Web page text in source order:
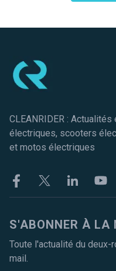
CLEANRIDER :
électriques, scooters
et motos électriques
FacebookTwitter Linkekin
S'ABONNER À LA
Toute l'actualité du
mail.